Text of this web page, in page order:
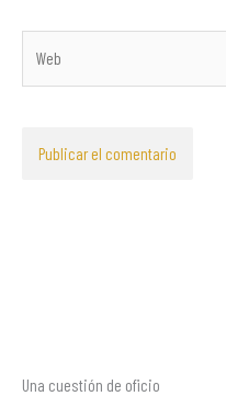
Una cuestión de oficio